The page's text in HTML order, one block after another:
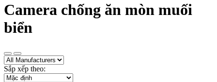
Camera chống ăn mòn muối
biển
Sắp xếp theo: